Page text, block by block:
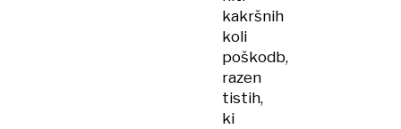
kakršnih
koli
poškodb,
razen
tistih,
ki